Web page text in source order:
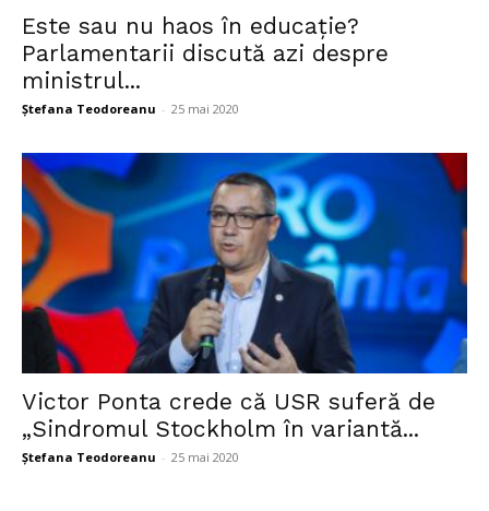
Este sau nu haos în educație?
Parlamentarii discută azi despre
ministrul...
Ștefana Teodoreanu - 25 mai 2020
Victor Ponta crede că USR suferă de
„Sindromul Stockholm în variantă...
Ștefana Teodoreanu - 25 mai 2020